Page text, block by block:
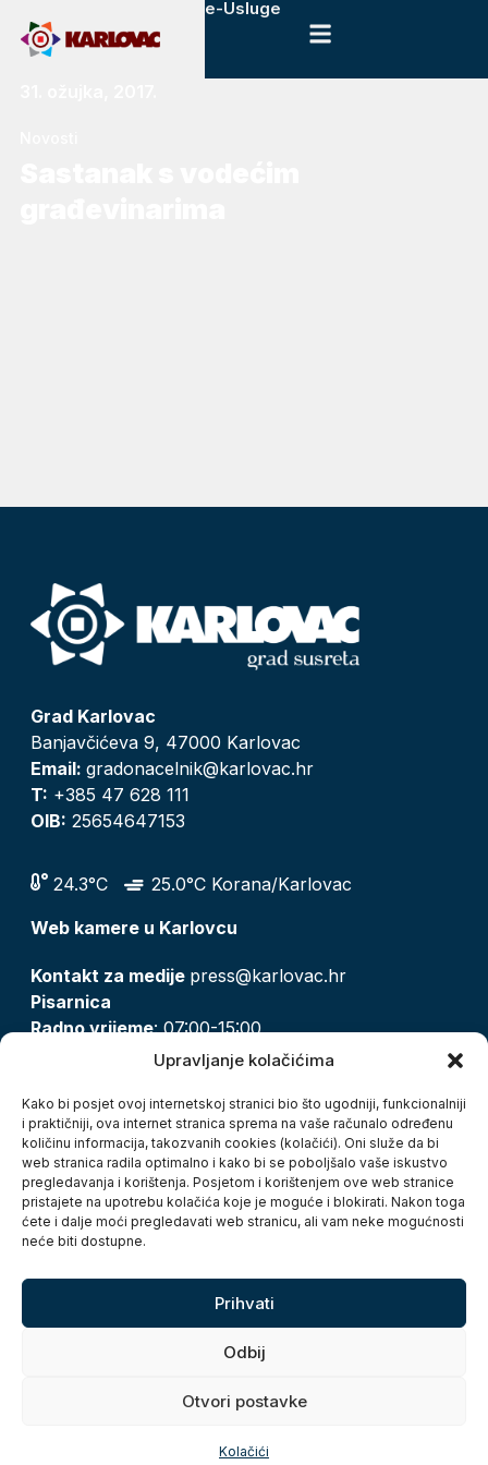
Upravljanje kolačićima
Kako bi posjet ovoj internetskoj stranici bio što ugodniji, funkcionalniji
i praktičniji, ova internet stranica sprema na vaše računalo određenu
količinu informacija, takozvanih cookies (kolačići). Oni služe da bi
web stranica radila optimalno i kako bi se poboljšalo vaše iskustvo
pregledavanja i korištenja. Posjetom i korištenjem ove web stranice
pristajete na upotrebu kolačića koje je moguće i blokirati. Nakon toga
ćete i dalje moći pregledavati web stranicu, ali vam neke mogućnosti
neće biti dostupne.
Prihvati
Odbij
Otvori postavke
Kolačići
e-Usluge
Grad Karlovac
Banjavčićeva 9, 47000 Karlovac
Email: gradonacelnik@karlovac.hr
T: +385 47 628 111
OIB: 25654647153
24.3°C
25.0°C Korana/Karlovac
Web kamere u Karlovcu
Kontakt za medije press@karlovac.hr
Pisarnica
Radno vrijeme: 07:00-15:00
pisarnica@karlovac.hr
Zaštita osobnih podataka
Pristup informacijama
Kolačići
Izjava o pristupačnosti
Turistička zajednica grada Karlovca